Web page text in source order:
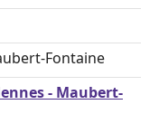
Fontaine
- Maubert-